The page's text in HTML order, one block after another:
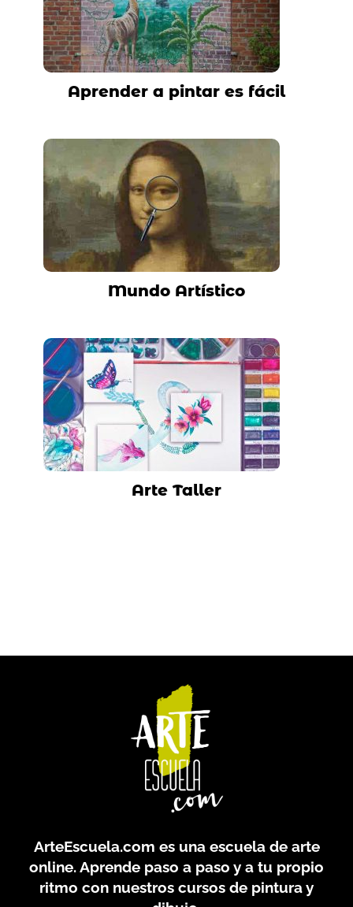
Aprender a pintar es fácil
Mundo Artístico
Arte Taller
ArteEscuela.com es una escuela de arte
online. Aprende paso a paso y a tu propio
ritmo con nuestros cursos de pintura y